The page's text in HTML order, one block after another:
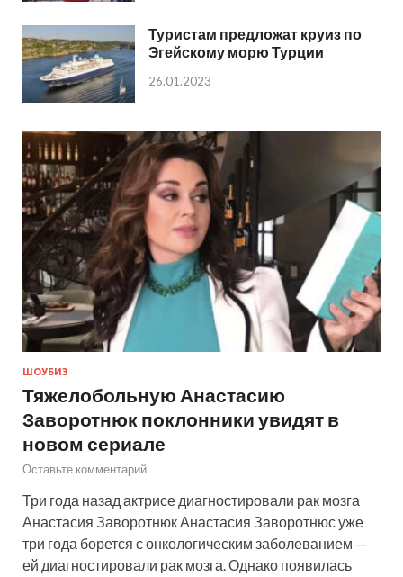
Туристам предложат круиз по
Эгейскому морю Турции
26.01.2023
ШОУБИЗ
Тяжелобольную Анастасию
Заворотнюк поклонники увидят в
новом сериале
Оставьте комментарий
Три года назад актрисе диагностировали рак мозга
Анастасия Заворотнюк Анастасия Заворотнюс уже
три года борется с онкологическим заболеванием —
ей диагностировали рак мозга. Однако появилась